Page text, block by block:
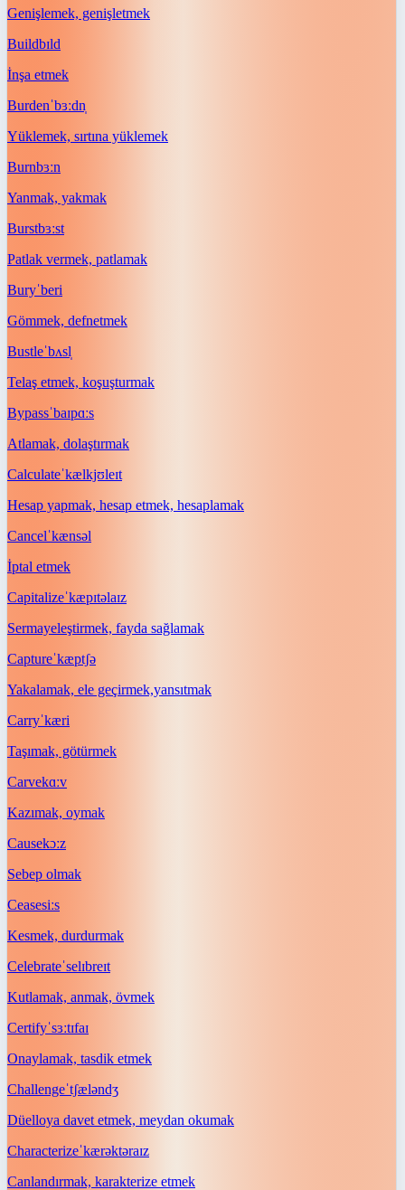
Genişlemek, genişletmek
Buildbɪld
İnşa etmek
Burdenˈbɜːdn̩
Yüklemek, sırtına yüklemek
Burnbɜːn
Yanmak, yakmak
Burstbɜːst
Patlak vermek, patlamak
Buryˈberi
Gömmek, defnetmek
Bustleˈbʌsl̩
Telaş etmek, koşuşturmak
Bypassˈbaɪpɑːs
Atlamak, dolaştırmak
Calculateˈkælkjʊleɪt
Hesap yapmak, hesap etmek, hesaplamak
Cancelˈkænsəl
İptal etmek
Capitalizeˈkæpɪtəlaɪz
Sermayeleştirmek, fayda sağlamak
Captureˈkæptʃə
Yakalamak, ele geçirmek,yansıtmak
Carryˈkæri
Taşımak, götürmek
Carvekɑːv
Kazımak, oymak
Causekɔːz
Sebep olmak
Ceasesiːs
Kesmek, durdurmak
Celebrateˈselɪbreɪt
Kutlamak, anmak, övmek
Certifyˈsɜːtɪfaɪ
Onaylamak, tasdik etmek
Challengeˈtʃæləndʒ
Düelloya davet etmek, meydan okumak
Characterizeˈkærəktəraɪz
Canlandırmak, karakterize etmek